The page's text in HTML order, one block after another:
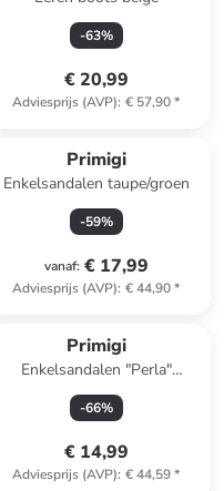
-63%
€ 20,99
Adviesprijs (AVP): € 57,90*
Primigi
Enkelsandalen taupe/groen
-59%
vanaf: € 17,99
Adviesprijs (AVP): € 44,90*
Primigi
Enkelsandalen "Perla"
donkerblauw
-66%
€ 14,99
Adviesprijs (AVP): € 44,59*